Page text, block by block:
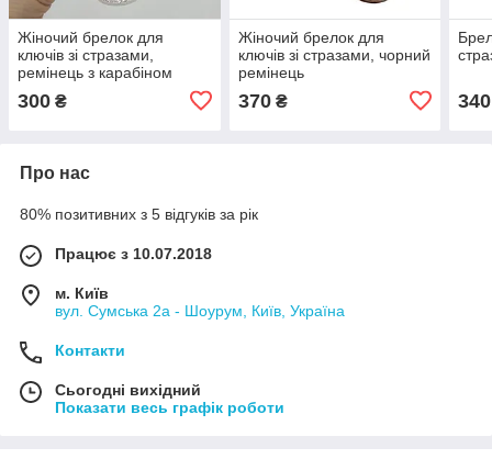
Жіночий брелок для
ключів зі стразами,
ремінець з карабіном
300 ₴
Жіночий брелок для
ключів зі стразами, чорний
ремінець
370₴ 340
Про нас
80% позитивних з 5 відгуків за рік
Працює з 10.07.2018
м. Київ
вул. Сумська 2а - Шоурум, Київ, Україна
Контакти
Сьогодні вихідний
Показати весь графік роботи